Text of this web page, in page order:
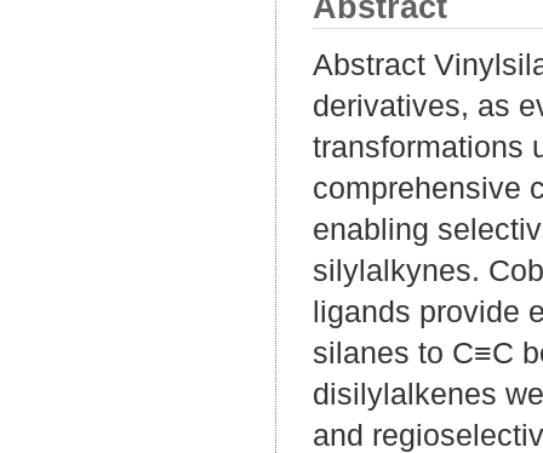
Abstract
derivatives, as
transformations
comprehensive
enabling
silylalkynes.
ligands provide
silanes to C≡C
disilylalkenes
and